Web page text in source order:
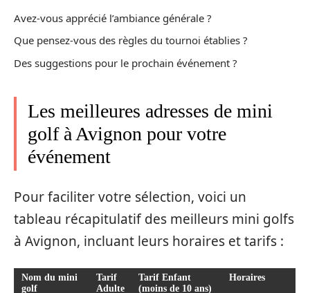
Avez-vous apprécié l’ambiance générale ?
Que pensez-vous des règles du tournoi établies ?
Des suggestions pour le prochain événement ?
Les meilleures adresses de mini
golf à Avignon pour votre
événement
Pour faciliter votre sélection, voici un
tableau récapitulatif des meilleurs mini golfs
à Avignon, incluant leurs horaires et tarifs :
Nom du mini
golf
Tarif
Adulte
Tarif Enfant
(moins de 10 ans)
Horaires